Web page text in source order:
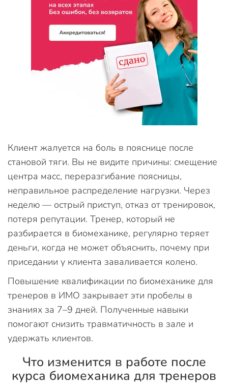
Клиент жалуется на боль в пояснице после
становой тяги. Вы не видите причины: смещение
центра масс, переразгибание поясницы,
неправильное распределение нагрузки. Через
неделю — острый приступ, отказ от тренировок,
потеря репутации. Тренер, который не
разбирается в биомеханике, регулярно теряет
деньги, когда не может объяснить, почему при
приседании у клиента заваливается колено.
Повышение квалификации по биомеханике для
тренеров в ИМО закрывает эти пробелы в
знаниях за 7–9 дней. Полученные навыки
помогают снизить травматичность в зале и
удержать клиентов.
Что изменится в работе после
курса биомеханика для тренеров